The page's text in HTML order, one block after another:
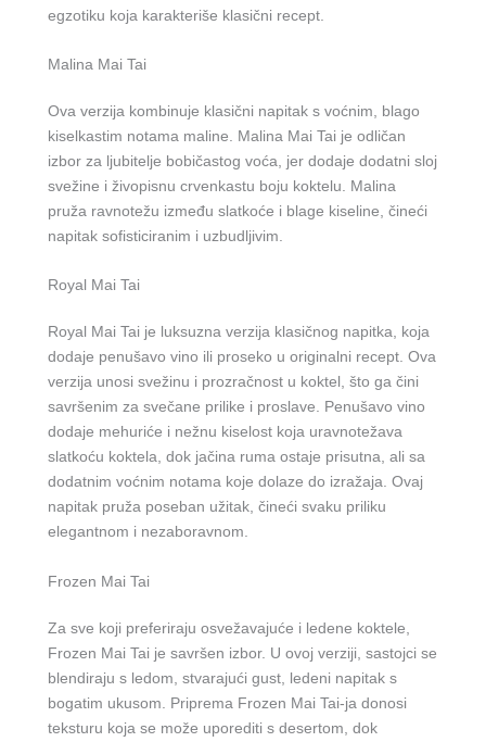
egzotiku koja karakteriše klasični recept.
Malina Mai Tai
Ova verzija kombinuje klasični napitak s voćnim, blago
kiselkastim notama maline. Malina Mai Tai je odličan
izbor za ljubitelje bobičastog voća, jer dodaje dodatni sloj
svežine i živopisnu crvenkastu boju koktelu. Malina
pruža ravnotežu između slatkoće i blage kiseline, čineći
napitak sofisticiranim i uzbudljivim.
Royal Mai Tai
Royal Mai Tai je luksuzna verzija klasičnog napitka, koja
dodaje penušavo vino ili proseko u originalni recept. Ova
verzija unosi svežinu i prozračnost u koktel, što ga čini
savršenim za svečane prilike i proslave. Penušavo vino
dodaje mehuriće i nežnu kiselost koja uravnotežava
slatkoću koktela, dok jačina ruma ostaje prisutna, ali sa
dodatnim voćnim notama koje dolaze do izražaja. Ovaj
napitak pruža poseban užitak, čineći svaku priliku
elegantnom i nezaboravnom.
Frozen Mai Tai
Za sve koji preferiraju osvežavajuće i ledene koktele,
Frozen Mai Tai je savršen izbor. U ovoj verziji, sastojci se
blendiraju s ledom, stvarajući gust, ledeni napitak s
bogatim ukusom. Priprema Frozen Mai Tai-ja donosi
teksturu koja se može uporediti s desertom, dok